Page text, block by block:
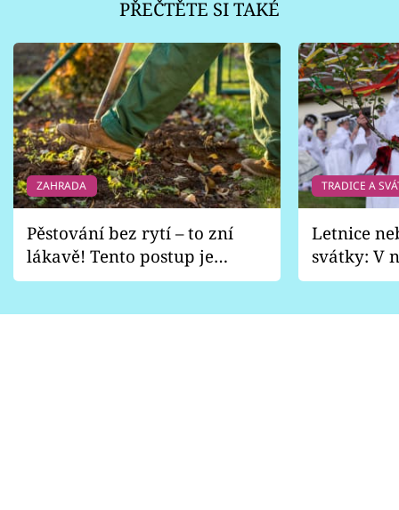
PŘEČTĚTE SI TAKÉ
ZAHRADA
Pěstování bez rytí – to zní
lákavě! Tento postup je
vhodný jen pro některé
TRADICE A
Letnice
svátky: V
pondělí